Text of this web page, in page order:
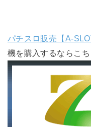
パチスロ販売【A-
機を購入するならこち